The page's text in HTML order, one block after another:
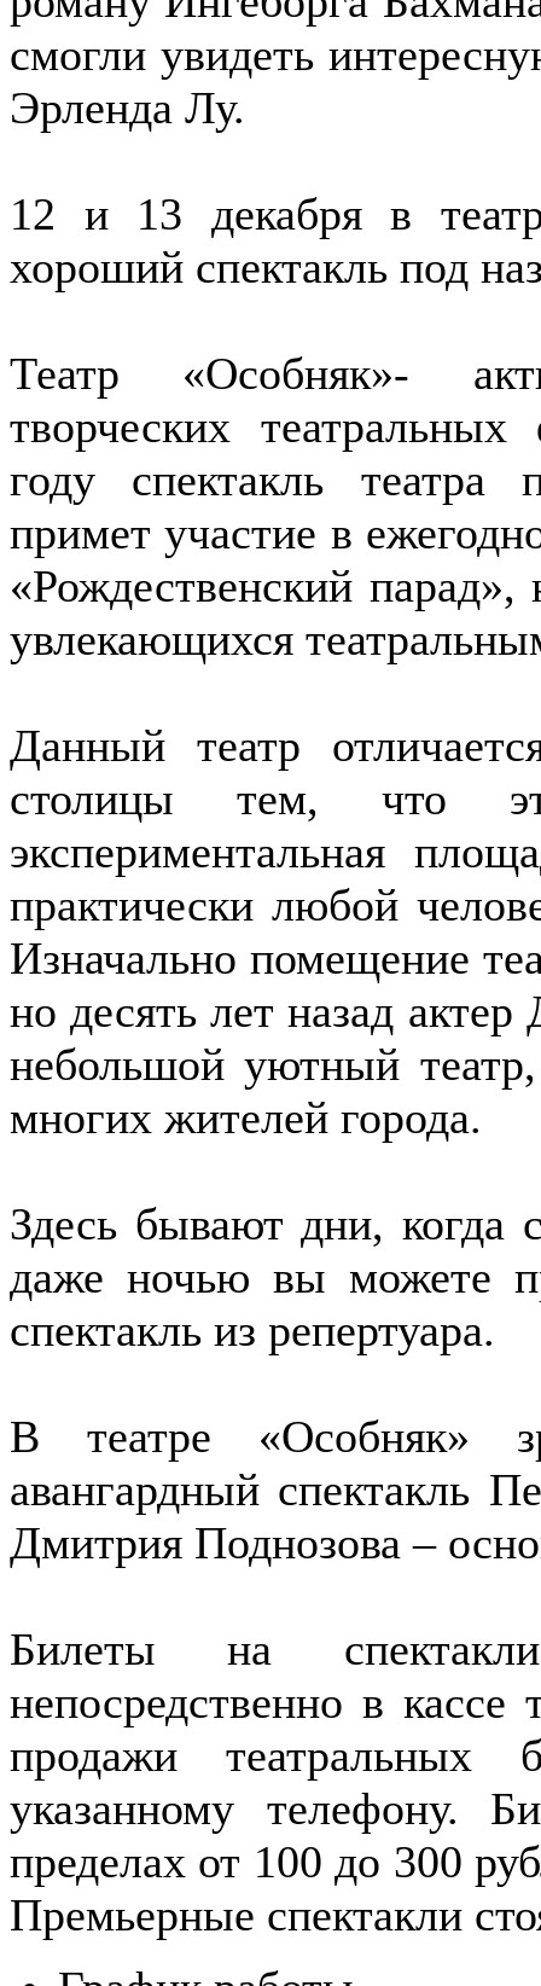
смогли увидеть
Эрленда Лу.
12 и 13 декабря в
хороший спектакль под
Театр «Особняк»-
творческих
году спектакль театра
примет участие в
«Рождественский
увлекающихся
Данный театр
столицы тем, что
экспериментальная
практически любой
Изначально помещение
но десять лет назад
небольшой уютный
многих жителей города.
Здесь бывают дни, когда
даже ночью вы можете
спектакль из репертуара.
В театре «Особняк»
авангардный спектакль
Дмитрия Поднозова –
Билеты на
непосредственно в кассе
продажи театральных
указанному телефону.
пределах от 100 до 300
Премьерные спектакли